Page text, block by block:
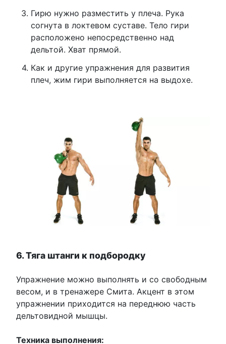
Гирю нужно разместить у плеча. Рука
согнута в локтевом суставе. Тело гири
расположено непосредственно над
дельтой. Хват прямой.
Как и другие упражнения для развития
плеч, жим гири выполняется на выдохе.
6. Тяга штанги к подбородку
Упражнение можно выполнять и со свободным
весом, и в тренажере Смита. Акцент в этом
упражнении приходится на переднюю часть
дельтовидной мышцы.
Техника выполнения: